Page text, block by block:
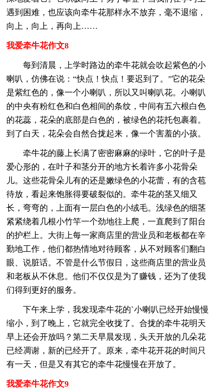
遇到困难，也应该向牵牛花那样永不放弃，毫不退缩，
向上，向上，再向上……
我爱牵牛花作文8
每到清晨，上学时路边的牵牛花就会吹起紫色的小
喇叭，仿佛在说：“快点！快点！要迟到了。”它的花朵
是紫红色的，像一个小喇叭，所以又叫喇叭花。小喇叭
的中央有粉红色和白色相间的条纹，中间有五六根白色
的花蕊，花朵的底部是白色的，被绿色的花托包裹着。
到了白天，花朵会自然合拢起来，像一个害羞的小孩。
牵牛花的藤上长满了密密麻麻的绿叶，它的叶子是
爱心形的，在叶子和茎分开的地方长着许多小花骨朵
儿。这些花骨朵儿有的还是嫩绿色的小花蕾，有的含苞
待放，看起来饱胀得要破裂似的。牵牛花的茎又细又
长，弯弯的，上面有一层白色的小绒毛。浅绿色的细茎
紧紧绕着几根小竹竿一个劲地往上爬，一直爬到了阳台
的护栏上。大街上每一家商店里的营业员和老板都在辛
勤地工作，他们都热情地对待顾客，从不对顾客们翻白
眼、说脏话。不管是什么节假日，这些商店里的营业员
和老板从不休息。他们不仅仅是为了赚钱，还为了使我
们得到更好的服务。
下午来上学，我发现牵牛花的`小喇叭已经开始慢慢
缩小，到了晚上，它就完全收拢了。合拢的牵牛花明天
早上还会开放吗？第二天早晨发现，头天开放的几朵花
已经凋谢，新的已经开了。原来，牵牛花开花的时间只
有一天，但是又有其它的牵牛花慢慢在开放了。
我爱牵牛花作文9